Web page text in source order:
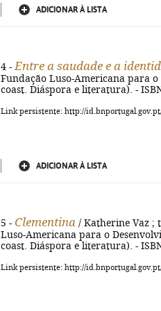
ADICIONAR À LISTA
4 - Entre a saudade e a
Fundação Luso-Americana para o
coast. Diáspora e literatura). -
Link persistente: http://
ADICIONAR À LISTA
5 - Clementina / Katherine Vaz ;
Luso-Americana para o
coast. Diáspora e literatura). -
Link persistente: http://